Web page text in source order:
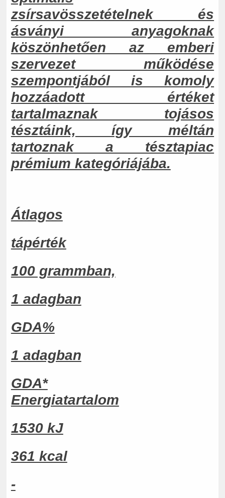
zsírsavösszetételnek és
ásványi anyagoknak
köszönhetően az emberi
szervezet működése
szempontjából is komoly
hozzáadott értéket
tartalmaznak tojásos
tésztáink, így méltán
tartoznak a tésztapiac
prémium kategóriájába.
Átlagos
tápérték
100 grammban,
1 adagban
GDA%
1 adagban
GDA*
Energiatartalom
1530 kJ
361 kcal
-